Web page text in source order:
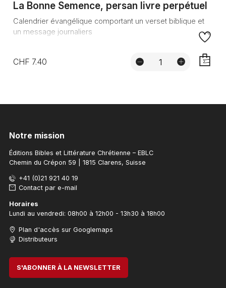
La Bonne Semence, persan livre perpétuel
Calendrier évangélique comportant un verset biblique et
un message journaliers
CHF 7.40
Notre mission
Éditions Bibles et Littérature Chrétienne – EBLC
Chemin du Crépon 59 | 1815 Clarens, Suisse
+41 (0)21 921 40 19
Contact par e-mail
Horaires
Lundi au vendredi: 08h00 à 12h00 - 13h30 à 18h00
Plan d'accès sur Googlemaps
Distributeurs
S'ABONNER À LA NEWSLETTER